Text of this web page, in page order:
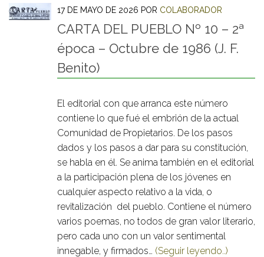
17 DE MAYO DE 2026 POR COLABORADOR
CARTA DEL PUEBLO Nº 10 – 2ª
época – Octubre de 1986 (J. F.
Benito)
El editorial con que arranca este número
contiene lo que fué el embrión de la actual
Comunidad de Propietarios. De los pasos
dados y los pasos a dar para su constitución,
se habla en él. Se anima también en el editorial
a la participación plena de los jóvenes en
cualquier aspecto relativo a la vida, o
revitalización del pueblo. Contiene el número
varios poemas, no todos de gran valor literario,
pero cada uno con un valor sentimental
innegable, y firmados… (Seguir leyendo..)